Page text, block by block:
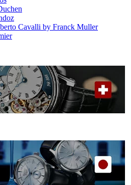
Cavalli by Franck Muller